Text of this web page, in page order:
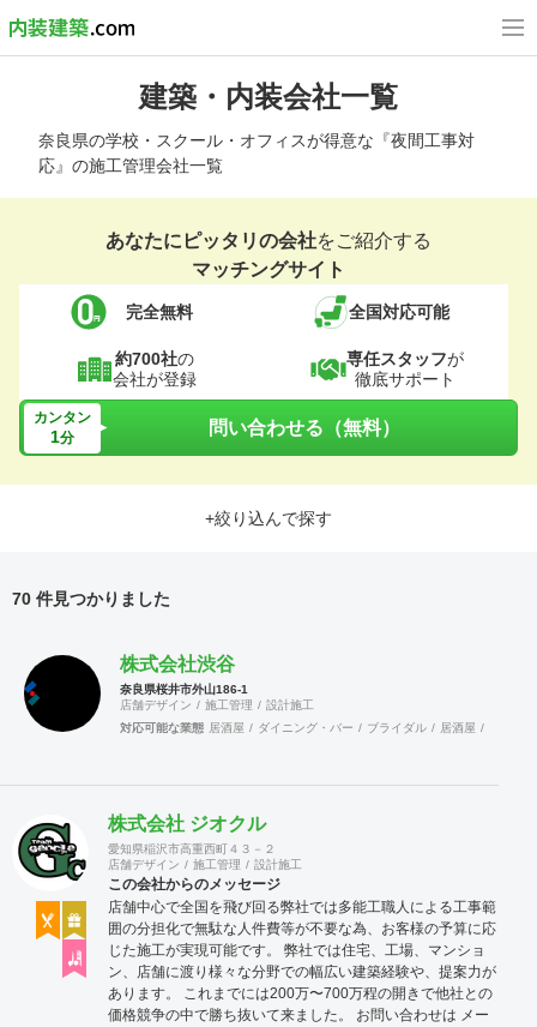
建築・内装会社一覧
奈良県の学校・スクール・オフィスが得意な『夜間工事対
応』の施工管理会社一覧
あなたにピッタリの会社をご紹介する
マッチングサイト
完全無料 全国対応可能
約700社の
会社が登録
専任スタッフが
徹底サポート
カンタン
1分 問い合わせる（無料）
+絞り込んで探す
70 件見つかりました
株式会社渋谷
奈良県桜井市外山186-1
店舗デザイン
施工管理
設計施工
対応可能な業態 居酒屋 ダイニング・バー ブライダル 居酒屋
株式会社 ジオクル
愛知県稲沢市高重西町４３－２
店舗デザイン
施工管理 設計施工
この会社からのメッセージ
店舗中心で全国を飛び回る弊社では多能工職人による工事範
囲の分担化で無駄な人件費等が不要な為、お客様の予算に応
じた施工が実現可能です。 弊社では住宅、工場、マンショ
ン、店舗に渡り様々な分野での幅広い建築経験や、提案力が
あります。 これまでには200万〜700万程の開きで他社との
価格競争の中で勝ち抜いて来ました。 お問い合わせは メー